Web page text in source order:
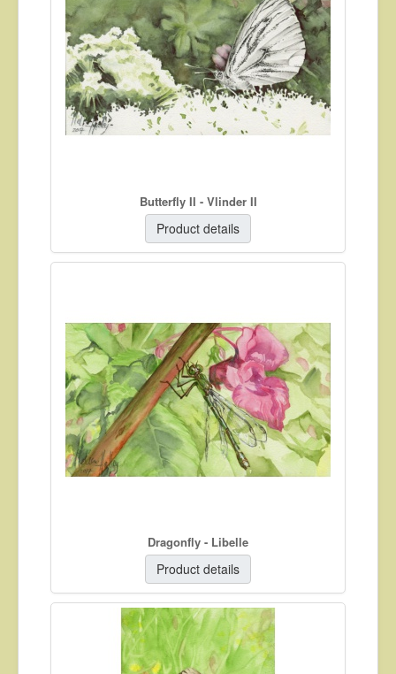
Butterfly II - Vlinder II
Product details
Dragonfly - Libelle
Product details